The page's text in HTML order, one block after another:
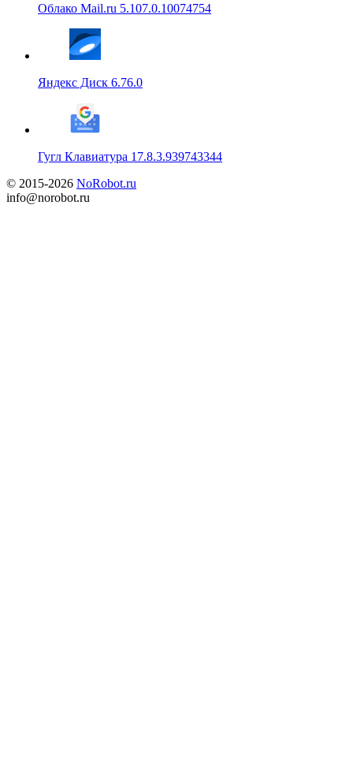
Облако Mail.ru 5.107.0.10074754
Яндекс Диск 6.76.0
Гугл Клавиатура 17.8.3.939743344
© 2015-2026 NoRobot.ru
info@norobot.ru